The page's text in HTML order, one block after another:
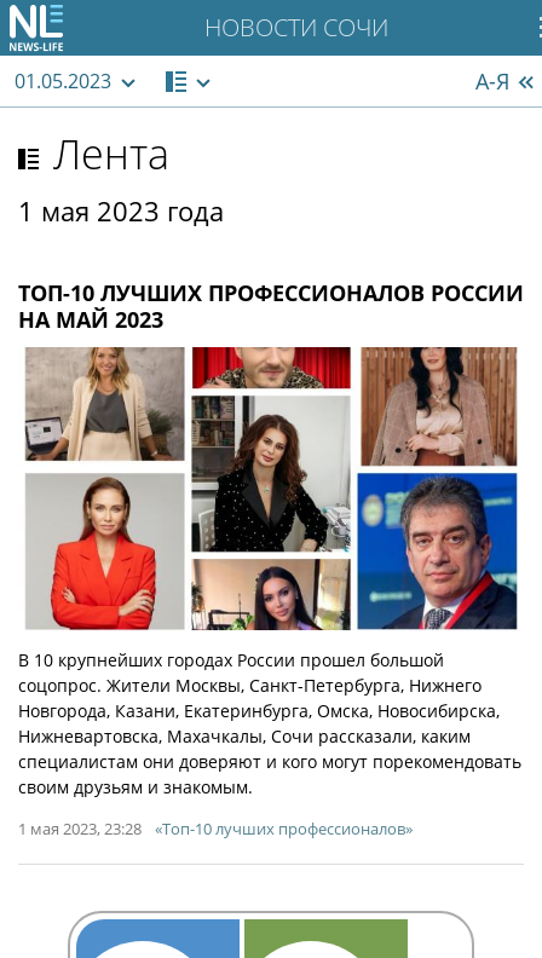
НОВОСТИ СОЧИ
01.05.2023 А-Я
Лента
1 мая 2023 года
ТОП-10 ЛУЧШИХ ПРОФЕССИОНАЛОВ РОССИИ
НА МАЙ 2023
В 10 крупнейших городах России прошел большой
соцопрос. Жители Москвы, Санкт-Петербурга, Нижнего
Новгорода, Казани, Екатеринбурга, Омска, Новосибирска,
Нижневартовска, Махачкалы, Сочи рассказали, каким
специалистам они доверяют и кого могут порекомендовать
своим друзьям и знакомым.
1 мая 2023, 23:28 «Топ-10 лучших профессионалов»